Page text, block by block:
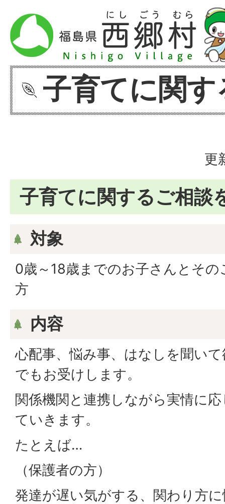
子育てに関
更
子育てに関するご相談
対象
0歳～18歳までのお子さんとその
方
内容
心配事、悩み事、はなしを聞い
でもお受けします。
関係機関と連携しながら実情に
ていきます。
たとえば…
（保護者の方）
発達が遅い気がする、関わり方